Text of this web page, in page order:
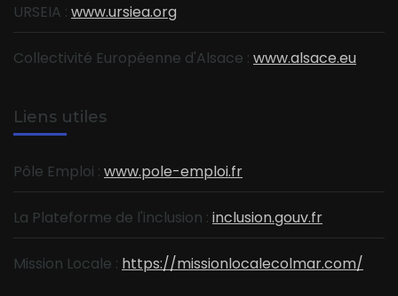
URSEIA : www.ursiea.org
Collectivité Européenne d'Alsace : www.alsace.eu
Liens utiles
Pôle Emploi : www.pole-emploi.fr
La Plateforme de l'inclusion : inclusion.gouv.fr
Mission Locale : https://missionlocalecolmar.com/